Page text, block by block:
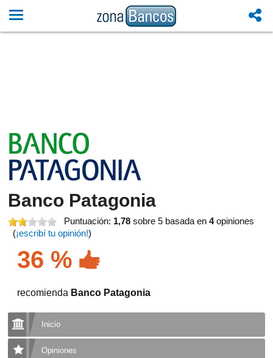
Banco Patagonia
Puntuación: 1,78 sobre 5 basada en4opiniones
(¡escribí tu opinión!)
36 %
recomienda Banco Patagonia
Inicio
Opiniones